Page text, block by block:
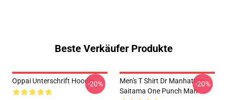
Beste Verkäufer Produkte
Oppai Unterschrift Hoodie-20%
Men's T Shirt Dr Manhattan
Saitama One Punch Man
-20%